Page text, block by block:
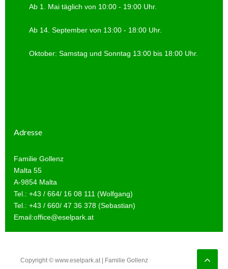
Ab 1. Mai täglich von 10:00 - 19:00 Uhr.
Ab 14. September von 13:00 - 18:00 Uhr.
Oktober: Samstag und Sonntag 13:00 bis 18:00 Uhr.
Adresse
Familie Gollenz
Malta 55
A-9854 Malta
Tel.: +43 / 664/ 16 08 111 (Wolfgang)
Tel.: +43 / 660/ 47 36 378 (Sebastian)
Email:office@eselpark.at
Copyright © www.eselpark.at | Familie Gollenz